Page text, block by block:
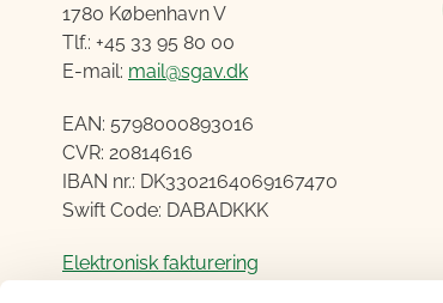
1780 København V
Tlf.: +45 33 95 80 00
E-mail: mail@sgav.dk
EAN: 5798000893016
CVR: 20814616
IBAN nr.: DK3302164069167470
Swift Code: DABADKKK
Elektronisk fakturering